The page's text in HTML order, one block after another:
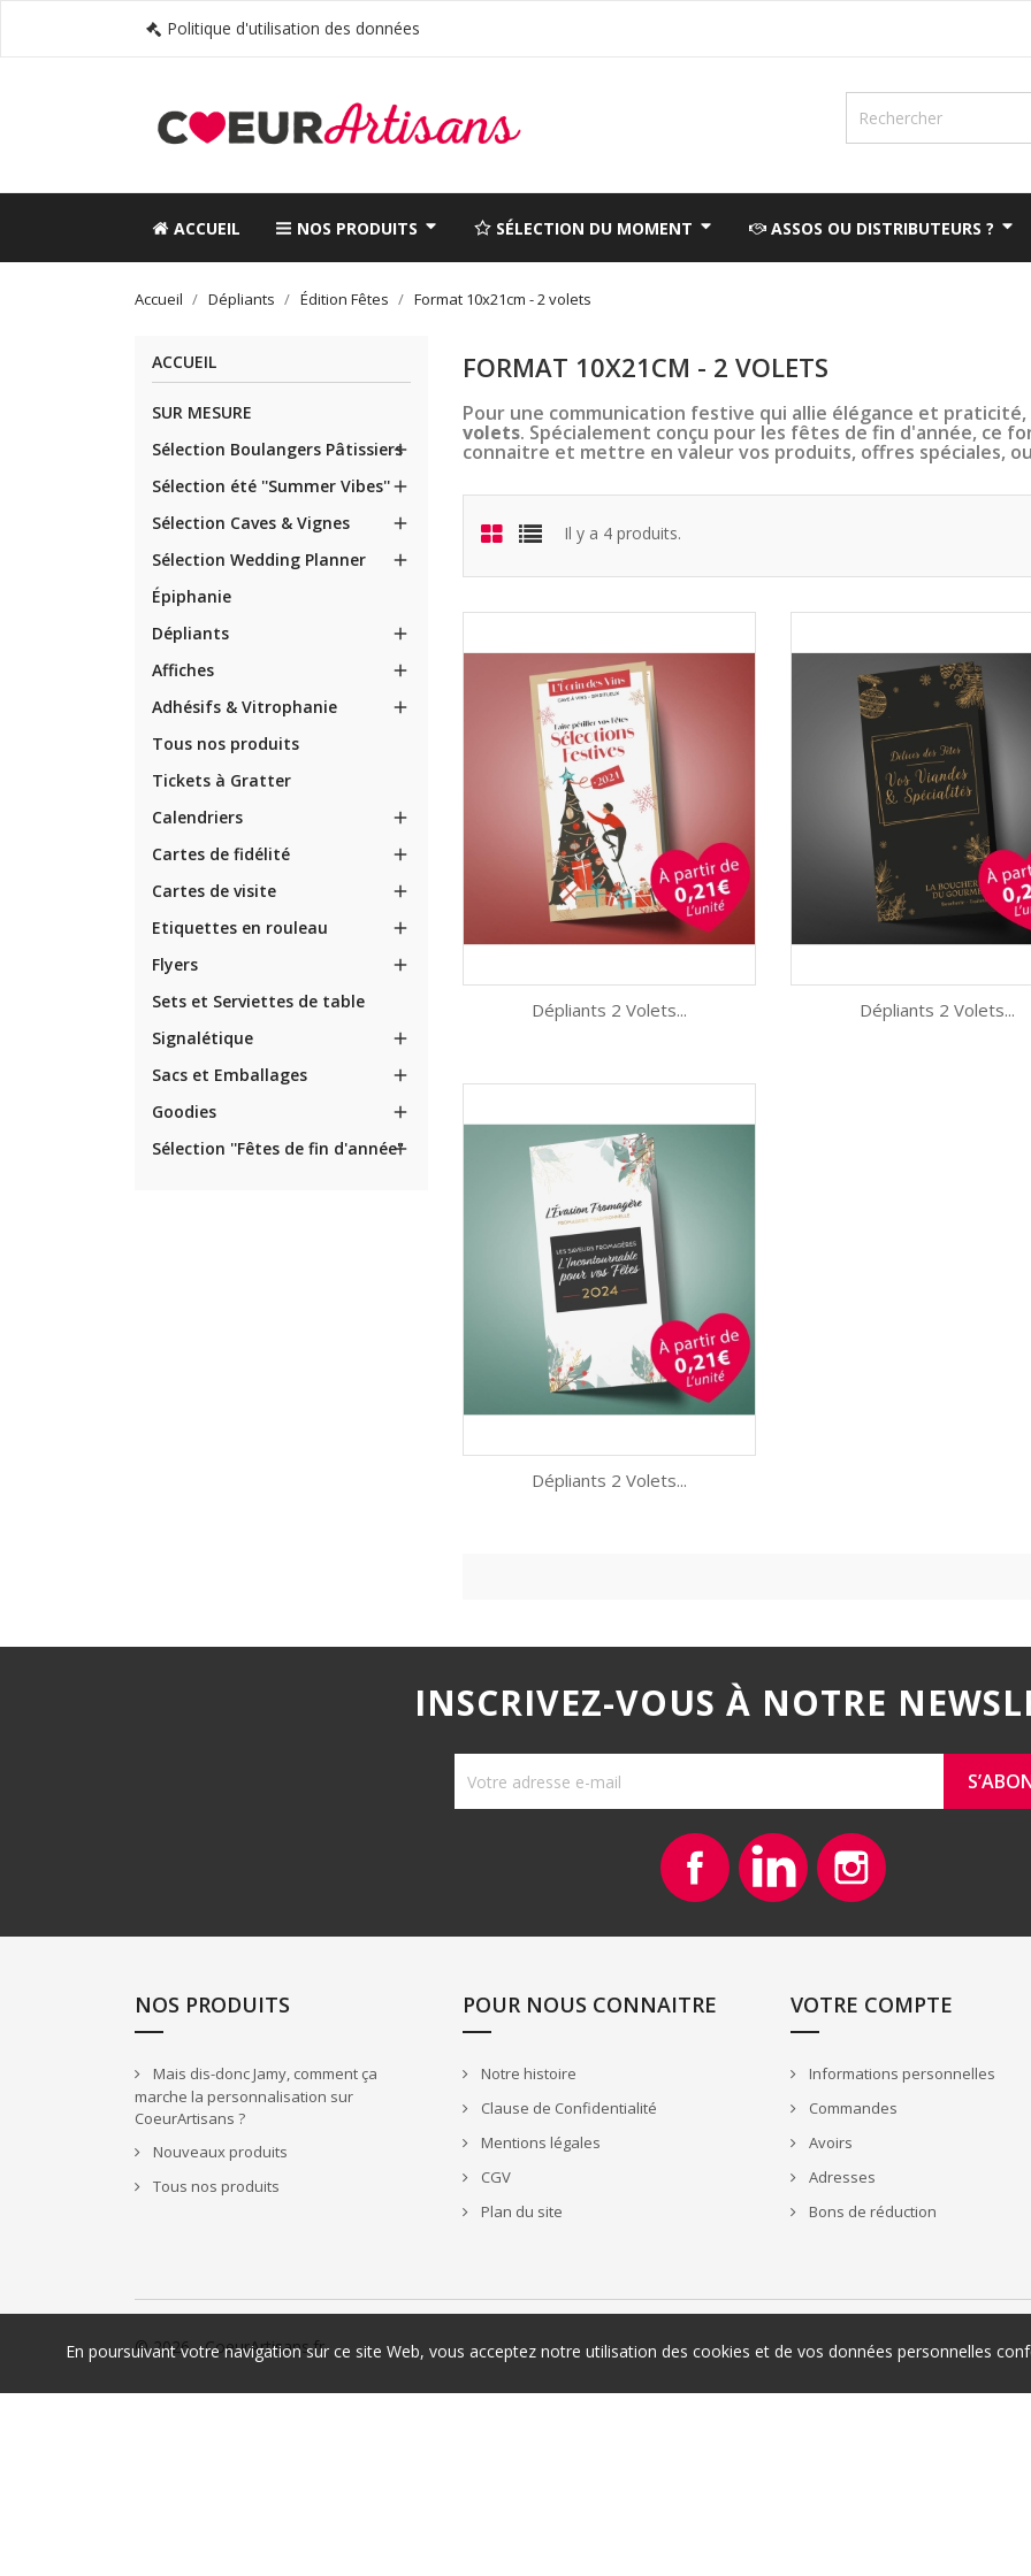
Politique d'utilisation des données
ACCUEIL NOS PRODUITS SÉLECTION DU MOMENT ASSOS OU DISTRIBUTEURS ?
Accueil Dépliants Édition Fêtes Format 10x21cm - 2 volets
ACCUEIL
SUR MESURE
Sélection Boulangers Pâtissiers

Sélection été ''Summer Vibes''
Sélection Caves & Vignes 
Sélection Wedding Planner 
Épiphanie
Dépliants

Affiches 
Adhésifs & Vitrophanie 
Tous nos produits
Tickets à Gratter
Calendriers

Cartes de fidélité 
Cartes de visite 
Etiquettes en rouleau 
Flyers 
Sets et Serviettes de table
Signalétique

Sacs et Emballages 
Goodies 
Sélection ''Fêtes de fin d'année"

FORMAT 10X21CM - 2 VOLETS
Pour une communication festive qui allie élégance et
volets. Spécialement conçu pour les fêtes de fin d'année, ce
connaitre et mettre en valeur vos produits, offres spéciales,
Il y a 4 produits.
Dépliants 2 Volets... Dépliants 2 Volets...
Dépliants 2 Volets...
INSCRIVEZ-VOUS À NOTRE
Facebook Vimeo
NOS PRODUITS
Mais dis-donc Jamy, comment ça
marche la personnalisation sur
CoeurArtisans ?
Nouveaux produits
Tous nos produits
POUR NOUS CONNAITRE
Notre histoire
Clause de Confidentialité
Mentions légales
CGV
Plan du site
VOTRE COMPTE
Informations personnelles
Commandes
Avoirs
Adresses
Bons de réduction
En poursuivant votre navigation sur ce site Web, vous acceptez notre utilisation des cookies et de vos données personnelles
© 2026 - CoeurArtisans.fr